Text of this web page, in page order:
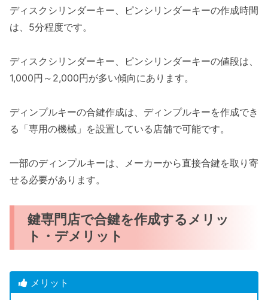
ディスクシリンダーキー、ピンシリンダーキーの作成時間
は、5分程度です。
ディスクシリンダーキー、ピンシリンダーキーの値段は、
1,000円～2,000円が多い傾向にあります。
ディンプルキーの合鍵作成は、ディンプルキーを作成でき
る「専用の機械」を設置している店舗で可能です。
一部のディンプルキーは、メーカーから直接合鍵を取り寄
せる必要があります。
鍵専門店で合鍵を作成するメリッ
ト・デメリット
メリット